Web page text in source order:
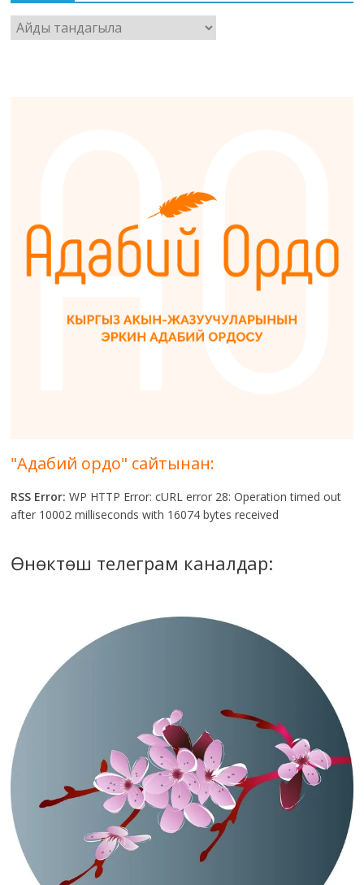
Архив
"Адабий ордо" сайтынан:
RSS Error: WP HTTP Error: cURL error 28: Operation timed out
after 10002 milliseconds with 16074 bytes received
Өнөктөш телеграм каналдар: